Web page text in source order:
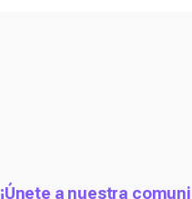
¡Únete a nuestra